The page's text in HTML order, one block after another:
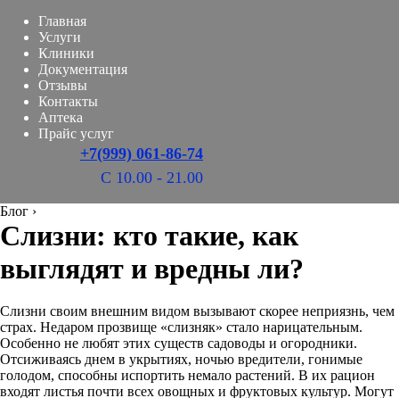
Главная
Услуги
Клиники
Документация
Отзывы
Контакты
Аптека
Прайс услуг
+7(999) 061-86-74
С 10.00 - 21.00
Блог ›
Слизни: кто такие, как
выглядят и вредны ли?
Слизни своим внешним видом вызывают скорее неприязнь, чем
страх. Недаром прозвище «слизняк» стало нарицательным.
Особенно не любят этих существ садоводы и огородники.
Отсиживаясь днем в укрытиях, ночью вредители, гонимые
голодом, способны испортить немало растений. В их рацион
входят листья почти всех овощных и фруктовых культур. Могут